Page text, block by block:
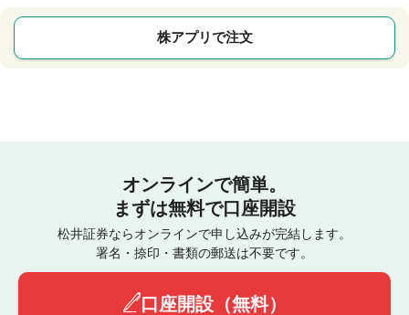
株アプリで注文
オンラインで簡単。
まずは無料で口座開設
松井証券ならオンラインで申し込みが完結します。
署名・捺印・書類の郵送は不要です。
口座開設（無料）